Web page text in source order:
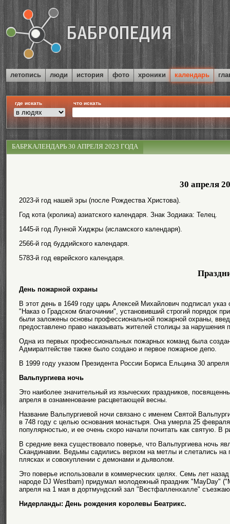
летопись люди история фото хроники календарь
где искать что искать
БАБР.КАЛЕНДАРЬ 30 АПРЕЛЯ 2023 ГОДА
30 апреля
2023-й год нашей эры (после Рождества Христова).
Год кота (кролика) азиатского календаря. Знак Зодиака: Телец.
1445-й год Лунной Хиджры (исламского календаря).
2566-й год буддийского календаря.
5783-й год еврейского календаря.
День пожарной охраны
В этот день в 1649 году царь Алексей Михайлович подписал
"Наказ о Градском благочинии", установивший строгий порядок
были заложены основы профессиональной пожарной охраны,
предоставлено право наказывать жителей столицы за нарушения
Одна из первых профессиональных пожарных команд была
Адмиралтействе также было создано и первое пожарное депо.
В 1999 году указом Президента России Бориса Ельцина 30
Вальпургиева ночь
Это наиболее значительный из языческих праздников,
апреля в ознаменование расцветающей весны.
Название Вальпургиевой ночи связано с именем Святой
в 748 году с целью основания монастыря. Она умерла 25
популярностью, и ее очень скоро начали почитать как святую. В
В средние века существовало поверье, что Вальпургиева ночь
Скандинавии. Ведьмы садились верхом на метлы и слетались на
плясках и совокуплении с демонами и дьяволом.
Это поверье использовали в коммерческих целях. Семь лет
народе DJ Westbam) придумал молодежный праздник "MayDay"
апреля на 1 мая в дортмундский зал "Вестфалленхалле"
Нидерланды: День рождения королевы Беатрикс.